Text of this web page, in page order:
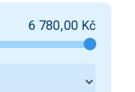
6 780,00 Kč